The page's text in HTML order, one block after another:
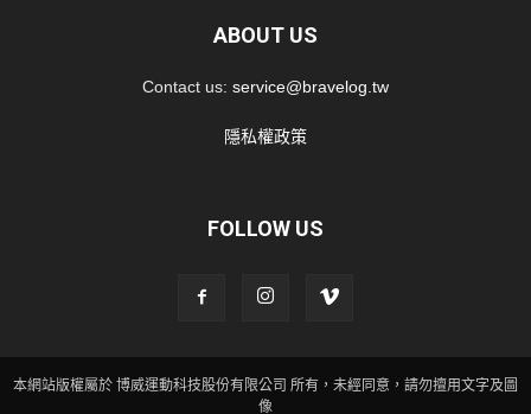
ABOUT US
Contact us: service@bravelog.tw
隱私權政策
FOLLOW US
本網站版權屬於 博威運動科技股份有限公司 所有，未經同意，請勿擅用文字及圖
像